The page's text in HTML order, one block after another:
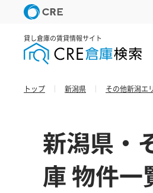
貸し倉庫の賃貸情報サイト
トップ 新潟県 その他新潟エ
新潟県・
庫 物件一